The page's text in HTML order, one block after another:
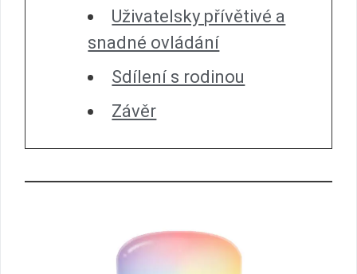
Uživatelsky přívětivé a
snadné ovládání
Sdílení s rodinou
Závěr